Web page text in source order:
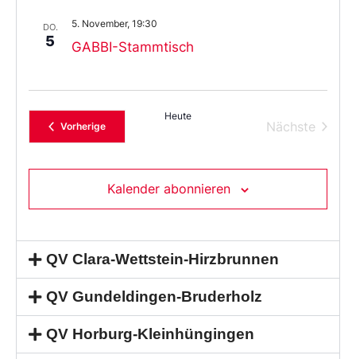
DO.
5 GABBI-Stammtisch
5. November, 19:30
VorherigeVeranstaltungen
Heute
Nächste
Kalender abonnieren
QV Clara-Wettstein-Hirzbrunnen
QV Gundeldingen-Bruderholz
QV Horburg-Kleinhüngingen